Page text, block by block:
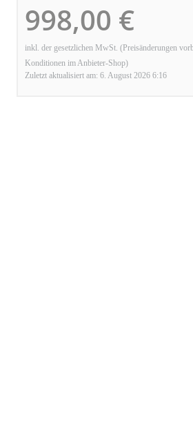
998,00 €
inkl. der gesetzlichen MwSt. (Preisänderungen
Konditionen im Anbieter-Shop)
Zuletzt aktualisiert am: 6. August 2026 6:16